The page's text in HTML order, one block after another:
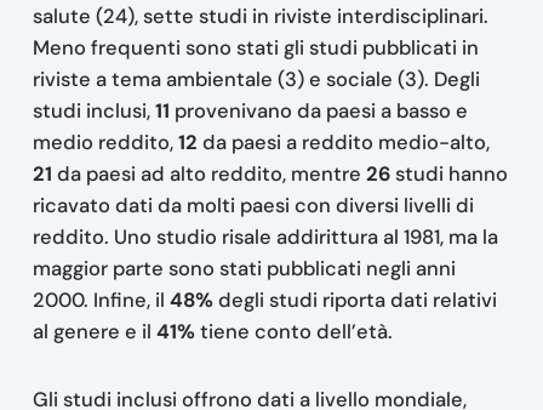
salute (24), sette studi in riviste interdisciplinari.
Meno frequenti sono stati gli studi pubblicati in
riviste a tema ambientale (3) e sociale (3). Degli
studi inclusi,11 provenivano da paesi a basso e
medio reddito,12 da paesi a reddito medio-alto,
21 da paesi ad alto reddito, mentre 26studi hanno
ricavato dati da molti paesi con diversi livelli di
reddito. Uno studio risale addirittura al 1981, ma la
maggior parte sono stati pubblicati negli anni
2000. Infine, il 48%degli studi riporta dati relativi
al genere e il 41%tiene conto dell’età.
Gli studi inclusi offrono dati a livello mondiale,